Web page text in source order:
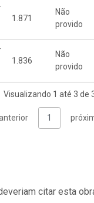
1.871
Não
provido
1.836
Não
provido
Visualizando 1 até 3 de
1
citar esta